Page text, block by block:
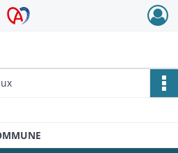
Alsace - Colmar